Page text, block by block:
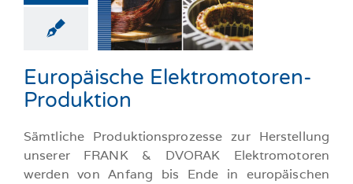
Europäische Elektromotoren-
Produktion
Sämtliche Produktionsprozesse zur Herstellung
unserer FRANK & DVORAK Elektromotoren
werden von Anfang bis Ende in europäischen